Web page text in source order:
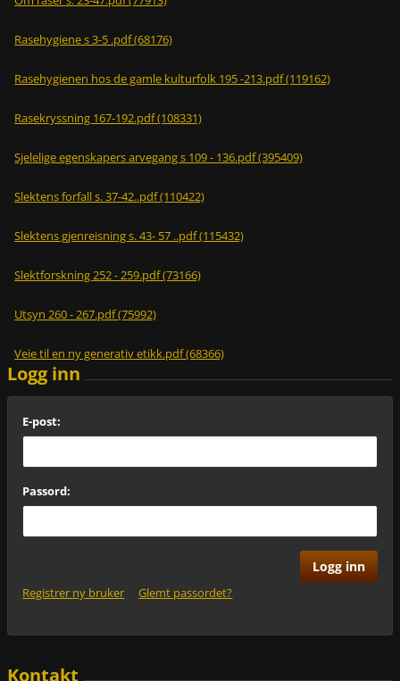
Rasehygiene s 3-5 .pdf (68176)
Rasehygienen hos de gamle kulturfolk 195 -213.pdf (119162)
Rasekryssning 167-192.pdf (108331)
Sjelelige egenskapers arvegang s 109 - 136.pdf (395409)
Slektens forfall s. 37-42..pdf (110422)
Slektens gjenreisning s. 43- 57 ..pdf (115432)
Slektforskning 252 - 259.pdf (73166)
Utsyn 260 - 267.pdf (75992)
Veie til en ny generativ etikk.pdf (68366)
Logg inn
E-post:
Passord:
Registrer ny bruker Glemt passordet?
Kontakt